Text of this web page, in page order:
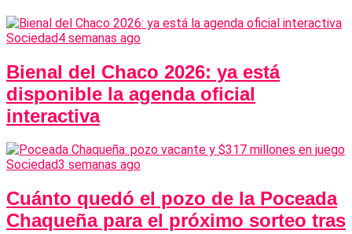
Sociedad4 semanas ago
Bienal del Chaco 2026: ya está
disponible la agenda oficial
interactiva
Sociedad3 semanas ago
Cuánto quedó el pozo de la Poceada
Chaqueña para el próximo sorteo tras